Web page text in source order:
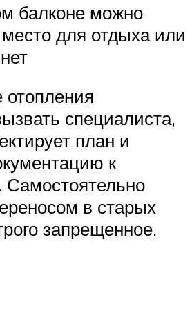
балконе можно
место для отдыха или
отопления
специалиста,
план и
к
в старых
запрещенное.